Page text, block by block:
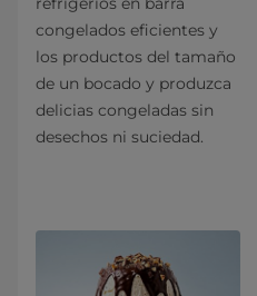
congelados eficientes y
los productos del tamaño
de un bocado y produzca
delicias congeladas sin
desechos ni suciedad.